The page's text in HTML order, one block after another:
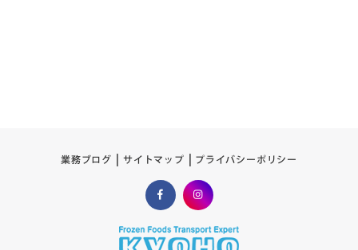
業務ブログ サイトマップ プライバシーポリシー